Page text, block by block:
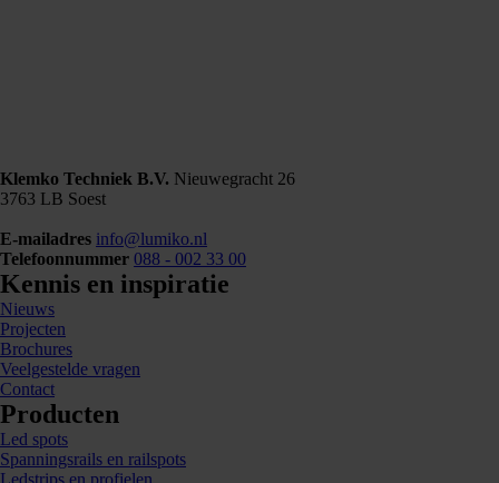
Klemko Techniek B.V. Nieuwegracht 26
3763 LB Soest
E-mailadres info@lumiko.nl
Telefoonnummer 088 - 002 33 00
Kennis en inspiratie
Nieuws
Projecten
Brochures
Veelgestelde vragen
Contact
Producten
Led spots
Spanningsrails en railspots
Ledstrips en profielen